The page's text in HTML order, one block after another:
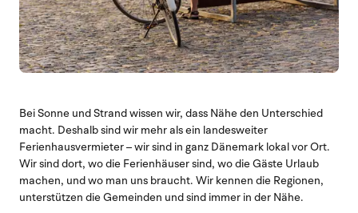
Bei Sonne und Strand wissen wir, dass Nähe den Unterschied
macht. Deshalb sind wir mehr als ein landesweiter
Ferienhausvermieter – wir sind in ganz Dänemark lokal vor Ort.
Wir sind dort, wo die Ferienhäuser sind, wo die Gäste Urlaub
machen, und wo man uns braucht. Wir kennen die Regionen,
unterstützen die Gemeinden und sind immer in der Nähe.